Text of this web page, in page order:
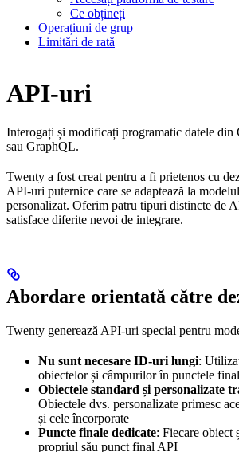
Ce obțineți
Operațiuni de grup
Limitări de rată
API-uri
Interogați și modificați programatic datele
sau GraphQL.
Twenty a fost creat pentru a fi prietenos cu
API-uri puternice care se adaptează la
personalizat. Oferim patru tipuri distincte de
satisface diferite nevoi de integrare.
Abordare orientată către
Twenty generează API-uri special pentru
Nu sunt necesare ID-uri lungi:
obiectelor și câmpurilor în punctele
Obiectele standard și personalizate
Obiectele dvs. personalizate primesc
și cele încorporate
Puncte finale dedicate: Fiecare obiect
propriul său punct final API